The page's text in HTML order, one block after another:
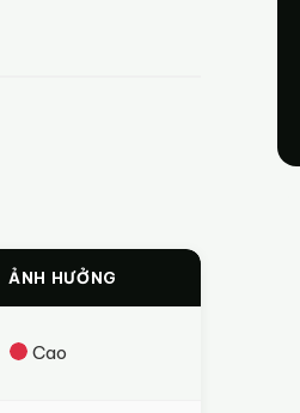
ẢNH HƯỞNG
Cao